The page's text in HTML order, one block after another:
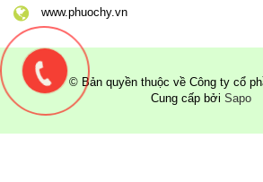
www.phuochy.vn
© Bản quyền thuộc về Công ty cổ
Cung cấp bởi Sapo